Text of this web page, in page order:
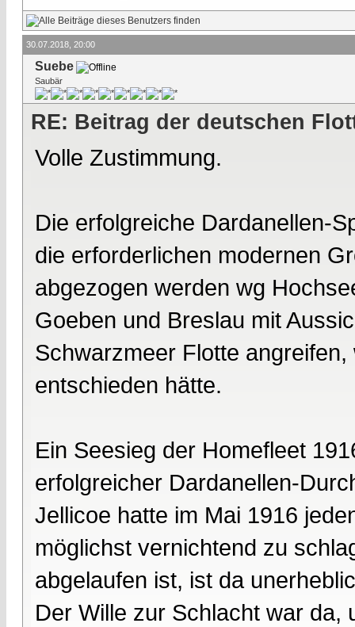
30.07.2018, 20:00
Suebe
Saubär
RE: Beitrag der deutschen
Volle Zustimmung.
Die erfolgreiche Dardanellen-
die erforderlichen modernen
abgezogen werden wg
Goeben und Breslau mit
Schwarzmeer Flotte
entschieden hätte.
Ein Seesieg der Homefleet
erfolgreicher Dardanellen-
Jellicoe hatte im Mai 1916
möglichst vernichtend zu
abgelaufen ist, ist da
Der Wille zur Schlacht war da,